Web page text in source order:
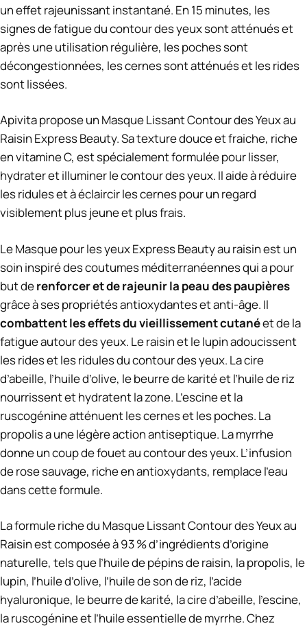
un effet rajeunissant instantané. En 15 minutes, les
signes de fatigue du contour des yeux sont atténués et
après une utilisation régulière, les poches sont
décongestionnées, les cernes sont atténués et les rides
sont lissées.
Apivita propose un Masque Lissant Contour des Yeux au
Raisin Express Beauty. Sa texture douce et fraiche, riche
en vitamine C, est spécialement formulée pour lisser,
hydrater et illuminer le contour des yeux. Il aide à réduire
les ridules et à éclaircir les cernes pour un regard
visiblement plus jeune et plus frais.
Le Masque pour les yeux Express Beauty au raisin est un
soin inspiré des coutumes méditerranéennes qui a pour
but derenforcer et de rajeunir la peau des paupières
grâce à ses propriétés antioxydantes et anti-âge. Il
combattent les effets du vieillissement cutanéet de la
fatigue autour des yeux. Le raisin et le lupin adoucissent
les rides et les ridules du contour des yeux. La cire
d’abeille, l’huile d’olive, le beurre de karité et l’huile de riz
nourrissent et hydratent la zone. L’escine et la
ruscogénine atténuent les cernes et les poches. La
propolis a une légère action antiseptique. La myrrhe
donne un coup de fouet au contour des yeux. L’infusion
de rose sauvage, riche en antioxydants, remplace l’eau
dans cette formule.
La formule riche du Masque Lissant Contour des Yeux au
Raisin est composée à 93 % d’ingrédients d’origine
naturelle, tels que l’huile de pépins de raisin, la propolis, le
lupin, l’huile d’olive, l’huile de son de riz, l’acide
hyaluronique, le beurre de karité, la cire d’abeille, l’escine,
la ruscogénine et l’huile essentielle de myrrhe. Chez